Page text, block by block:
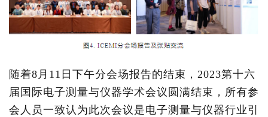
随着8月11日下午分会场报告的结束，2023第十六
届国际电子测量与仪器学术会议圆满结束，所有参
会人员一致认为此次会议是电子测量与仪器行业引